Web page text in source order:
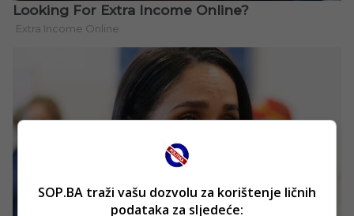
SOP.BA traži vašu dozvolu za korištenje ličnih
podataka za sljedeće: